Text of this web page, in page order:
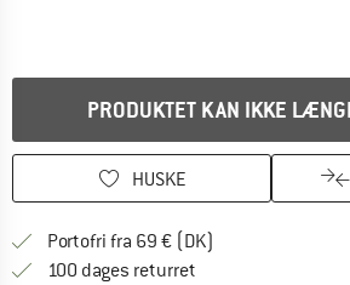
PRODUKTET KAN IKKE
HUSKE
Portofri fra 69 € (DK)
100 dages returret